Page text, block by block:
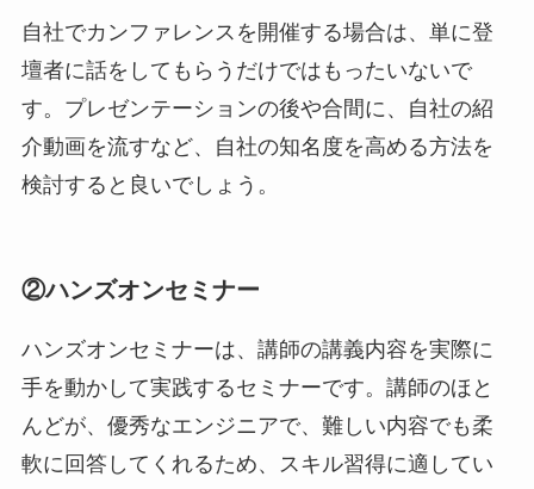
自社でカンファレンスを開催する場合は、単に登
壇者に話をしてもらうだけではもったいないで
す。プレゼンテーションの後や合間に、自社の紹
介動画を流すなど、自社の知名度を高める方法を
検討すると良いでしょう。
②ハンズオンセミナー
ハンズオンセミナーは、講師の講義内容を実際に
手を動かして実践するセミナーです。講師のほと
んどが、優秀なエンジニアで、難しい内容でも柔
軟に回答してくれるため、スキル習得に適してい